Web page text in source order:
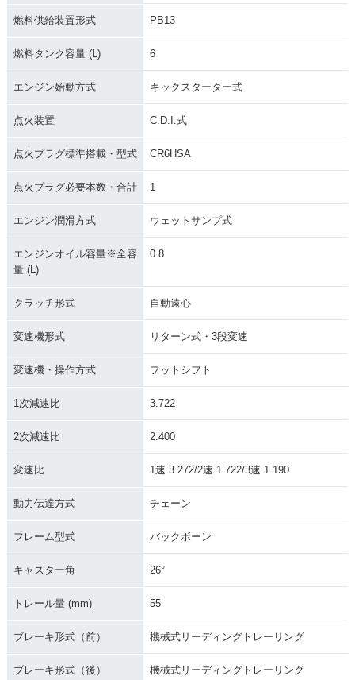
燃料供給装置形式 PB13
燃料タンク容量 (L) 6
エンジン始動方式 キックスターター式
点火装置 C.D.I.式
点火プラグ標準搭載・型式 CR6HSA
点火プラグ必要本数・合計 1
エンジン潤滑方式 ウェットサンプ式
エンジンオイル容量※全容
量 (L)
0.8
クラッチ形式 自動遠心
変速機形式 リターン式・3段変速
変速機・操作方式 フットシフト
1次減速比 3.722
2次減速比 2.400
変速比 1速 3.272/2速 1.722/3速 1.190
動力伝達方式 チェーン
フレーム型式 バックボーン
キャスター角 26°
トレール量 (mm) 55
ブレーキ形式（前） 機械式リーディングトレーリング
ブレーキ形式（後） 機械式リーディングトレーリング